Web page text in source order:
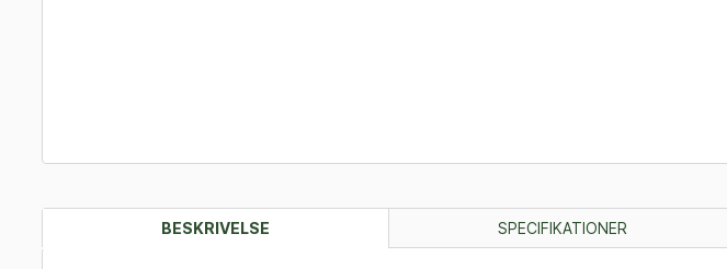
BESKRIVELSE SPECIFIKATIONER